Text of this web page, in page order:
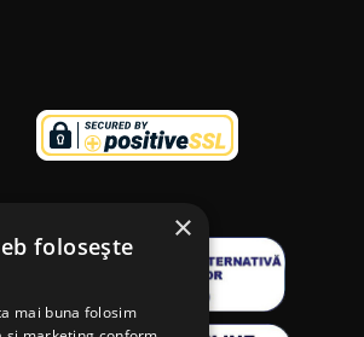
×
folosește
mai buna folosim